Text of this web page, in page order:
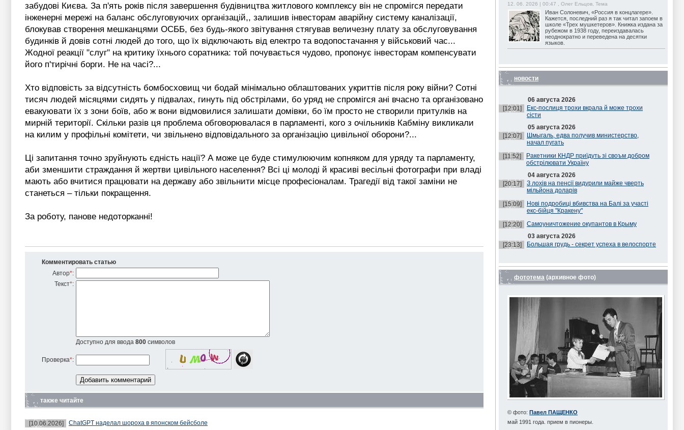
забудові Києва. За п'ять років після завершення будівництва житлового комплексу він не спромігся передати
інженерні мережі на баланс обслуговуючих організацій,, залишив інвесторам аварійну систему каналізації,
блокував створення мешканцями ОСББ, без будь-якого звітування стягував величезну плату за обслуговування
будинків й довів сотні людей до того, що їх відключають від електро та водопостачання у військовий час...
Жодної реакції "слуг" на критику їхнього соратника: той почувається чудово, пропонує інвесторам компенсувати
його п'тирічні борги. Не на часі?...
Хто відповість за відсутність бомбосховищ чи бодай мінімально облаштованих укриттів після року війни? Сотні
тисяч людей місяцями сидять у підвалах, гинуть під обстрілами, бо уряд не спромігся ані вчасно та організовано
евакуювати їх з зони боїв, або ж вони відмовилися залишати домівки, бо їм просто не створили притулків на
мирній території. Скільки разів ця проблема обговорювалася в парламенті, кого з очільників Кабміну викликали
на килим у профільні комітети, чи звільнено відповідального за організацію цивільної оборони?...
Ці запитання точно зруйнують єдність нації? А може це буде стимулюючим копняком для уряду та парламенту,
аби зменшити страждання й жертви цивільного населення? Всі ці молоді й красиві весільні фотографи при владі
мають або вчитися працювати на державу або звільнити місце професіоналам. Трагедії від такої заміни не
станеться – тільки покращення.
За роботу, панове недоторканні!
Комментировать статью
Автор*:
Текст*:
Доступно для ввода 800 символов
Проверка*:
также читайте
[10.06.2026] ChatGPT наделал шороха в японском бейсболе
12. 06. 2026 | 00:47 , Олег Ельцов, Тема
Иван Солоневич, «Россия в концлагере».
Кажется, последний раз я так читал запоем в
школе «Трех мушкетеров». Книжка издана за
рубежом в 1938 году, переиздавалась
неоднократно и переведена на десятки
языков.
новости
06 августа 2026
[12:01]
Екс-послиця трохи вкрала й може трохи
сісти
05 августа 2026
[12:07]
Шмыгаль, едва получив министерство,
начал пугать
[11:52]
Ракетники КНДР приїдуть зі своъм добром
обстрілювати Україну
04 августа 2026
[20:17]
З лохів на пенсії видурили майже чверть
мільйона доларів
[15:09]
Нові подробиці вбивства на Балі за участі
екс-бійця "Кракену"
[12:20]
Самоуничтожение окупантов в Крыму
03 августа 2026
[23:13]
Большая грудь - секрет успеха в велоспорте
фототема (архивное фото)
© фото: Павел ПАЩЕНКО
май 1991 года. прием в пионеры.